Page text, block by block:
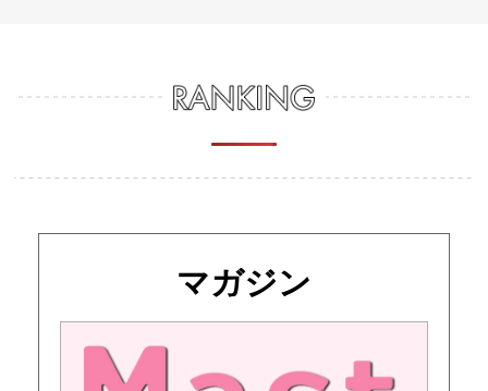
マガジン